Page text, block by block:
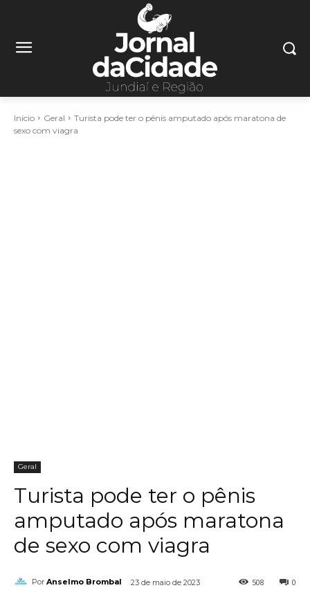
Início Geral
Turista pode ter o pênis amputado após maratona de
sexo com viagra
Geral
Turista pode ter o pênis
amputado após maratona
de sexo com viagra
Por Anselmo Brombal 23 de maio de 2023 0
508